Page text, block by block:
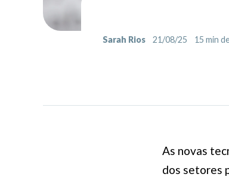
Sarah Rios 21/08/25 15 min
As novas
dos setores